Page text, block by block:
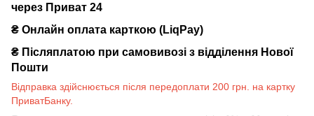
через Приват 24
₴ Онлайн оплата карткою (LiqPay)
₴ Післяплатою при самовивозі з відділення Нової
Пошти
Відправка здійснюється після передоплати 200 грн. на картку
ПриватБанку.